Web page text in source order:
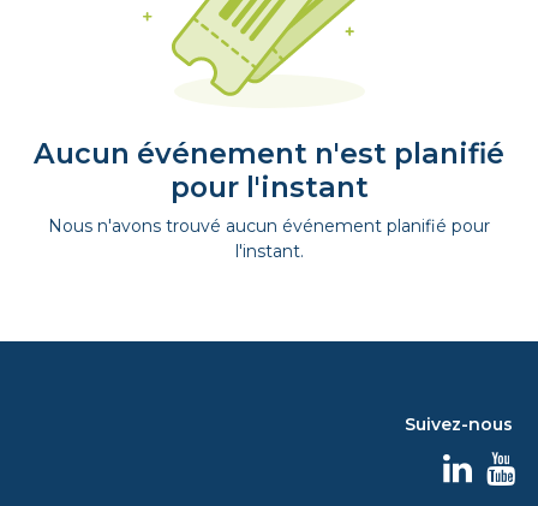
Aucun événement n'est planifié
pour l'instant
Nous n'avons trouvé aucun événement planifié pour
l'instant.
Suivez-nous